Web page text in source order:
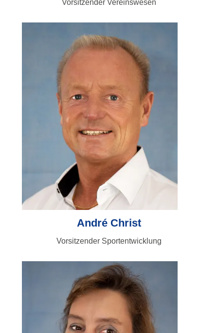
Vorsitzender Vereinswesen
André Christ
Vorsitzender Sportentwicklung